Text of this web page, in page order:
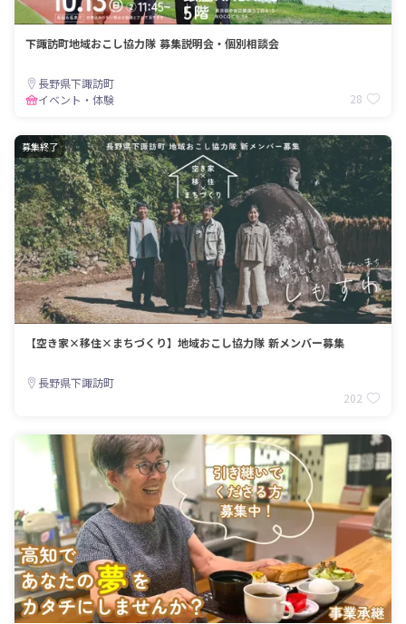
下諏訪町地域おこし協力隊 募集説明会・個別相談会
長野県下諏訪町
イベント・体験
28
募集終了
【空き家×移住×まちづくり】地域おこし協力隊 新メンバー募集
長野県下諏訪町
202